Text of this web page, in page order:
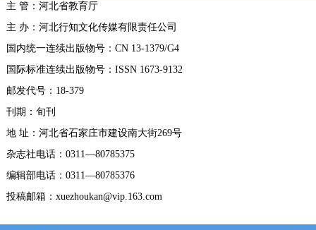
主 管：河北省教育厅
主 办：河北行知文化传媒有限责任公司
国内统一连续出版物号：CN 13-1379/G4
国际标准连续出版物号：ISSN 1673-9132
邮发代号：18-379
刊期：旬刊
地 址：河北省石家庄市建设南大街269号
杂志社电话：0311—80785375
编辑部电话：0311—80785376
投稿邮箱：xuezhoukan@vip.163.com